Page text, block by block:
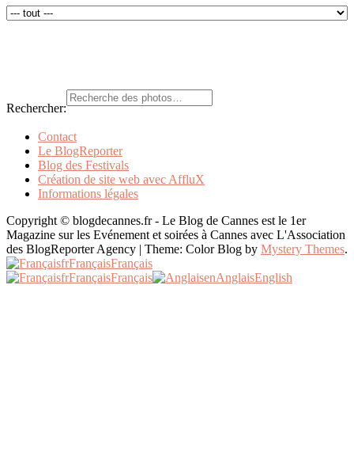
Rechercher:
Contact
Le BlogReporter
Blog des Festivals
Création de site web avec AffluX
Informations légales
Copyright © blogdecannes.fr - Le Blog de Cannes est le 1er
Magazine sur les Evénement et soirées à Cannes avec L'Association
des BlogReporter Agency | Theme: Color Blog by Mystery Themes.
frFrançaisFrançais
frFrançaisFrançais enAnglaisEnglish